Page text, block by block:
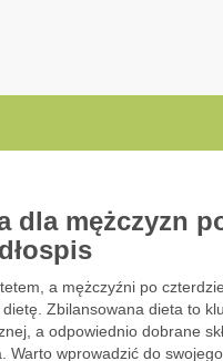
dla mężczyzn
a mężczyźni po
Zbilansowana dieta to
a odpowiednio dobrane
Warto wprowadzić do swojego